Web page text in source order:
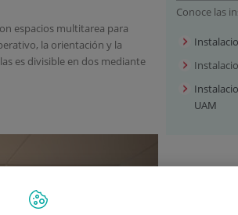
espacios multitarea para
la orientación y la
es divisible en dos mediante
Conoce las
UAM